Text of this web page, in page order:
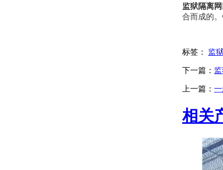
监狱隔离网
合而成的
标签： 监
下一篇：
上一篇：
相关